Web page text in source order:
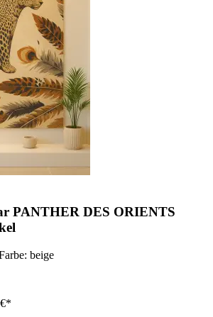
PANTHER DES ORIENTS
beige